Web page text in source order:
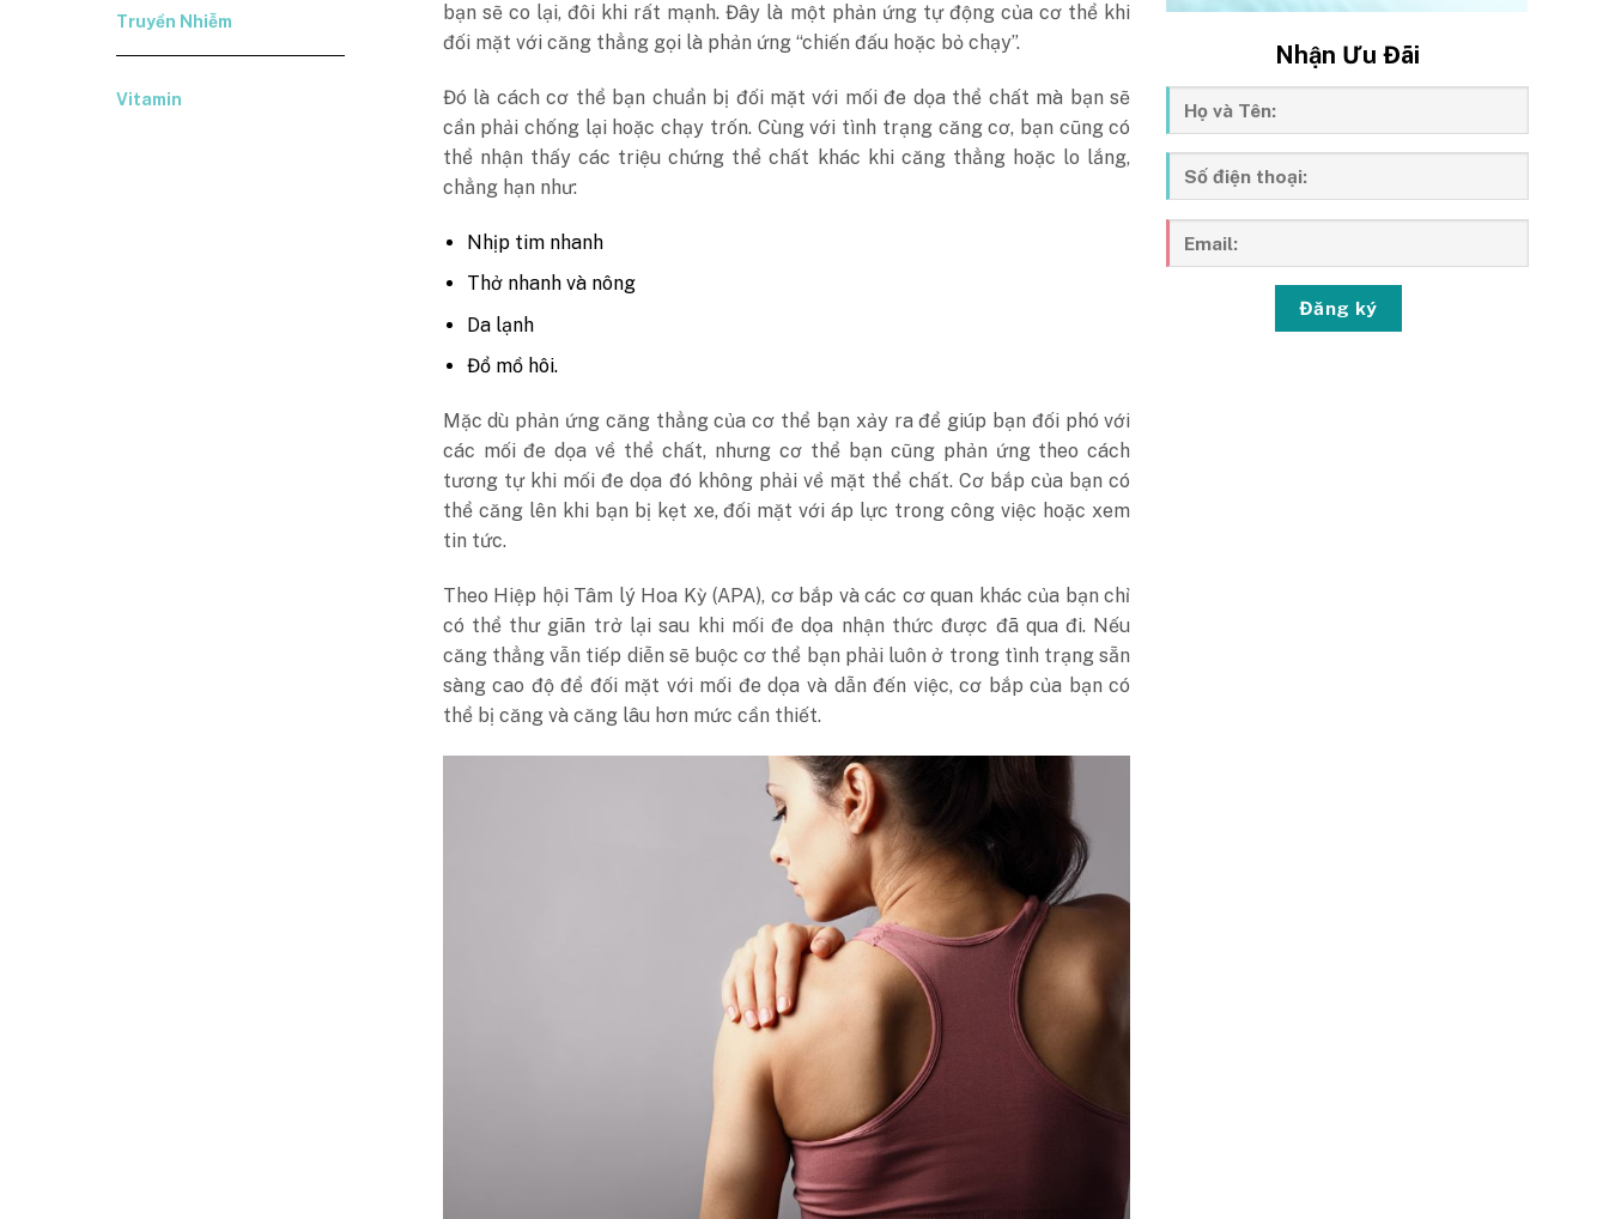
Truyền Nhiễm
Vitamin
bạn sẽ co lại, đôi khi rất mạnh. Đây là một phản ứng tự động của cơ thể khi
đối mặt với căng thẳng gọi là phản ứng “chiến đấu hoặc bỏ chạy”.
Đó là cách cơ thể bạn chuẩn bị đối mặt với mối đe dọa thể chất mà bạn sẽ
cần phải chống lại hoặc chạy trốn. Cùng với tình trạng căng cơ, bạn cũng có
thể nhận thấy các triệu chứng thể chất khác khi căng thẳng hoặc lo lắng,
chẳng hạn như:
Nhịp tim nhanh
Thở nhanh và nông
Da lạnh
Đổ mồ hôi.
Mặc dù phản ứng căng thẳng của cơ thể bạn xảy ra để giúp bạn đối phó với
các mối đe dọa về thể chất, nhưng cơ thể bạn cũng phản ứng theo cách
tương tự khi mối đe dọa đó không phải về mặt thể chất. Cơ bắp của bạn có
thể căng lên khi bạn bị kẹt xe, đối mặt với áp lực trong công việc hoặc xem
tin tức.
Theo Hiệp hội Tâm lý Hoa Kỳ (APA), cơ bắp và các cơ quan khác của bạn chỉ
có thể thư giãn trở lại sau khi mối đe dọa nhận thức được đã qua đi. Nếu
căng thẳng vẫn tiếp diễn sẽ buộc cơ thể bạn phải luôn ở trong tình trạng sẵn
sàng cao độ để đối mặt với mối đe dọa và dẫn đến việc, cơ bắp của bạn có
thể bị căng và căng lâu hơn mức cần thiết.
Nhận Ưu Đãi
Đăng ký